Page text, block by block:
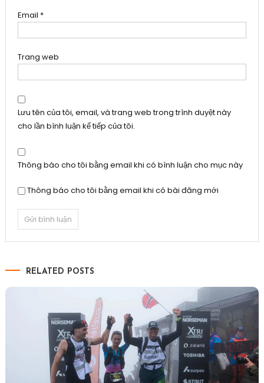
Email *
Trang web
Lưu tên của tôi, email, và trang web trong trình duyệt này
cho lần bình luận kế tiếp của tôi.
Thông báo cho tôi bằng email khi có bình luận cho mục này
Thông báo cho tôi bằng email khi có bài đăng mới
RELATED POSTS